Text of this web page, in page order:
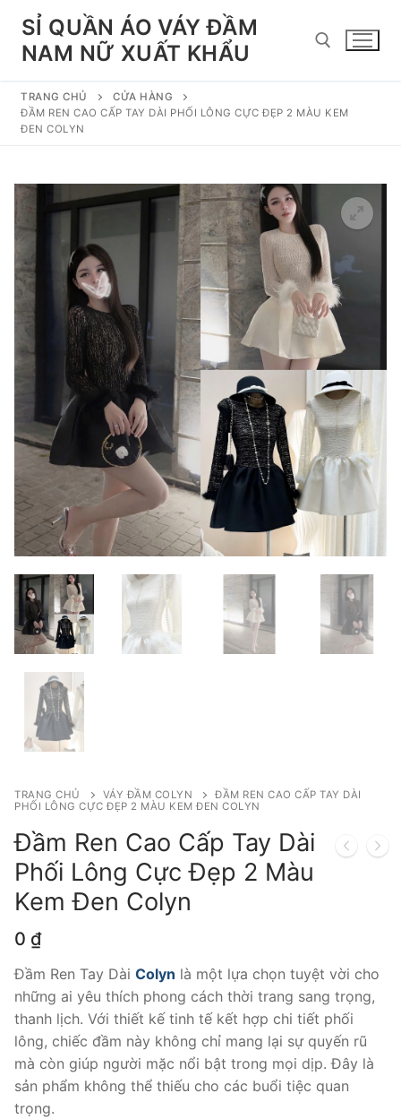
Chuyển
đếnSỈ QUẦN ÁO VÁY ĐẦM
NAM NỮ XUẤT KHẨU
Tìm kiếm cho:
TRANG CHỦ
CỬA HÀNG
ĐẦM REN CAO CẤP TAY DÀI PHỐI LÔNG CỰC ĐẸP 2 MÀU KEM
ĐEN COLYN
TRANG CHỦ VÁY ĐẦM COLYN
ĐẦM REN CAO CẤP TAY DÀI
PHỐI LÔNG CỰC ĐẸP 2 MÀU KEM ĐEN COLYN
Đầm Ren Cao Cấp Tay Dài
Phối Lông Cực Đẹp 2 Màu
Kem Đen Colyn
0 ₫
Đầm Ren Tay Dài Colyn là một lựa chọn tuyệt vời cho
những ai yêu thích phong cách thời trang sang trọng,
thanh lịch. Với thiết kế tinh tế kết hợp chi tiết phối
lông, chiếc đầm này không chỉ mang lại sự quyến rũ
mà còn giúp người mặc nổi bật trong mọi dịp. Đây là
sản phẩm không thể thiếu cho các buổi tiệc quan
trọng.